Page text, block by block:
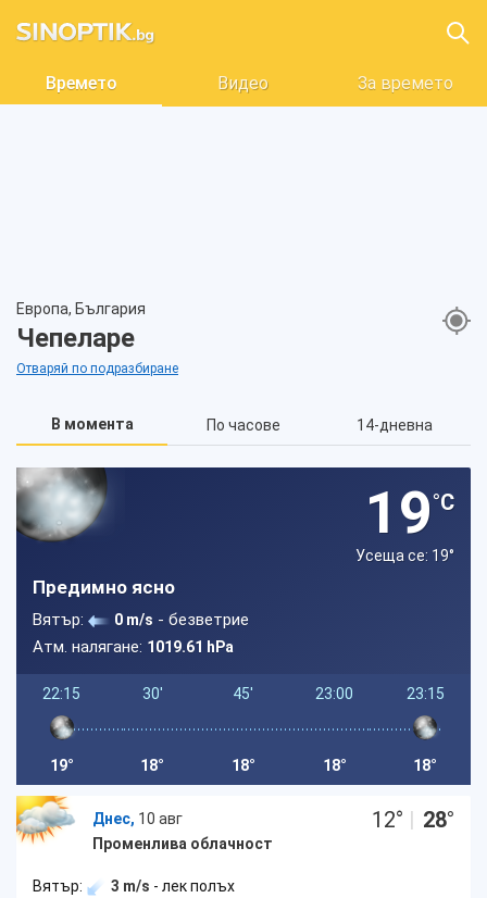
Времето Видео За времето
Европа, България
Чепеларе
Отваряй по подразбиране
В момента По часове 14-дневна
19°C
Усеща се: 19°
Предимно ясно
Вятър: 0 m/s - безветрие
Атм. налягане: 1019.61 hPa
22:15
19°
30'
18°
45'
18°
23:00
18°
23:15
18°
Днес, 10 авг
Променлива облачност
12° | 28°
Вятър: 3 m/s - лек полъх